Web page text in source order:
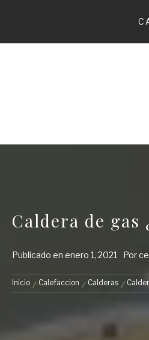
Caldera de gas
Publicado en enero 1, 2021 Por
Inicio Calefaccion Calderas